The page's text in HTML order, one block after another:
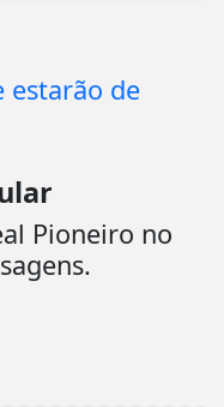
estarão de
Pioneiro no